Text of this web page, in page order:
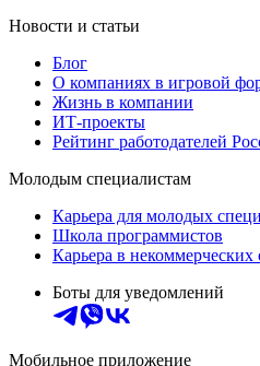
Новости и статьи
Блог
О компаниях в игровой
Жизнь в компании
ИТ-проекты
Рейтинг работодателей
Молодым специалистам
Карьера для молодых
Школа программистов
Карьера в некоммерческих
Боты для уведомлений
Мобильное приложение